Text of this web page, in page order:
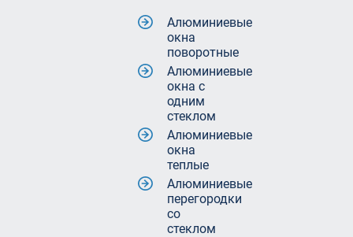
Алюминиевые
окна
поворотные
Алюминиевые
окна с
одним
стеклом
Алюминиевые
окна
теплые
Алюминиевые
перегородки
со
стеклом